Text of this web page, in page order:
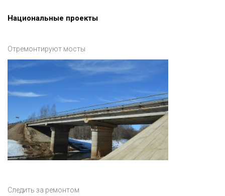
Национальные проекты
Отремонтируют мосты
Следить за ремонтом